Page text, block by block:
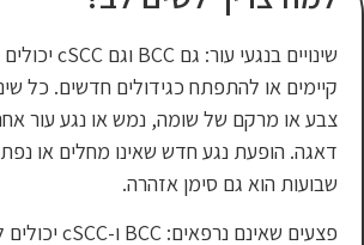
שינויים בנגעי עור: גם BCC וגם cSCC יכולים לנבוע מנגעי עור
חדשים. כל שינוי בגודל, צורה,
נמש או נגע עור אחר אמור לעורר
שאינו מחלים או נפתר תוך מספר
פצעים שאינם נרפאים: BCC ו-cSCC יכולים להתבטא כפצעים